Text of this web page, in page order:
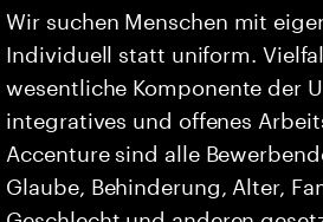
Wir suchen Menschen mit
Individuell statt uniform.
wesentliche Komponente der
integratives und offenes
Accenture sind alle
Glaube, Behinderung, Alter,